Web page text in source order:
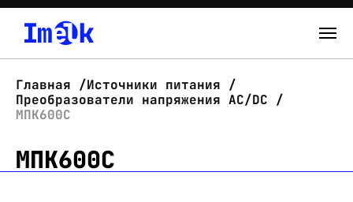
О нас
Главная
Источники питания
Преобразователи напряжения AC/DC
МПК600С
МПК600С